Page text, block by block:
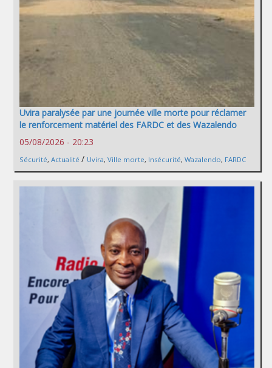
Uvira paralysée par une journée ville morte pour réclamer
le renforcement matériel des FARDC et des Wazalendo
05/08/2026 - 20:23
Sécurité, Actualité / Uvira, Ville morte, Insécurité, Wazalendo, FARDC